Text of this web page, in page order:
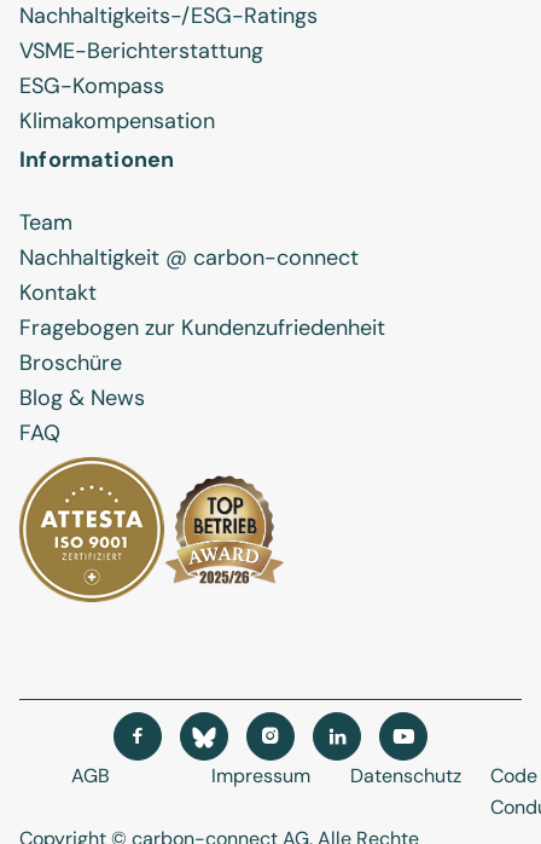
Nachhaltigkeits-/ESG-Ratings
VSME-Berichterstattung
ESG-Kompass
Klimakompensation
Informationen
Team
Nachhaltigkeit @ carbon-connect
Kontakt
Fragebogen zur Kundenzufriedenheit
Broschüre
Blog & News
FAQ
Copyright © carbon-connect AG. Alle Rechte
AGB Impressum Datenschutz
   